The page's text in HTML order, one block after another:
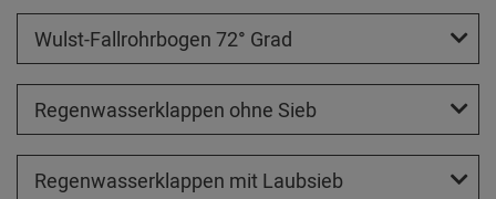
Wulst-Fallrohrbogen 72° Grad
Regenwasserklappen ohne Sieb
Regenwasserklappen mit Laubsieb